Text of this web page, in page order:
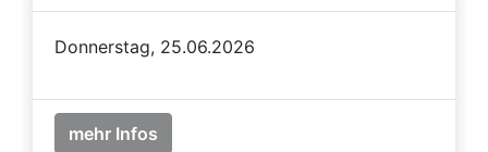
Donnerstag, 25.06.2026
mehr Infos